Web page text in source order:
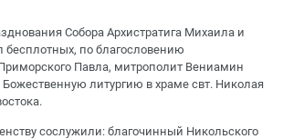
Собора Архистратига Михаила и
бесплотных, по благословению
Павла, митрополит Вениамин
литургию в храме свт. Николая
сослужили: благочинный Никольского